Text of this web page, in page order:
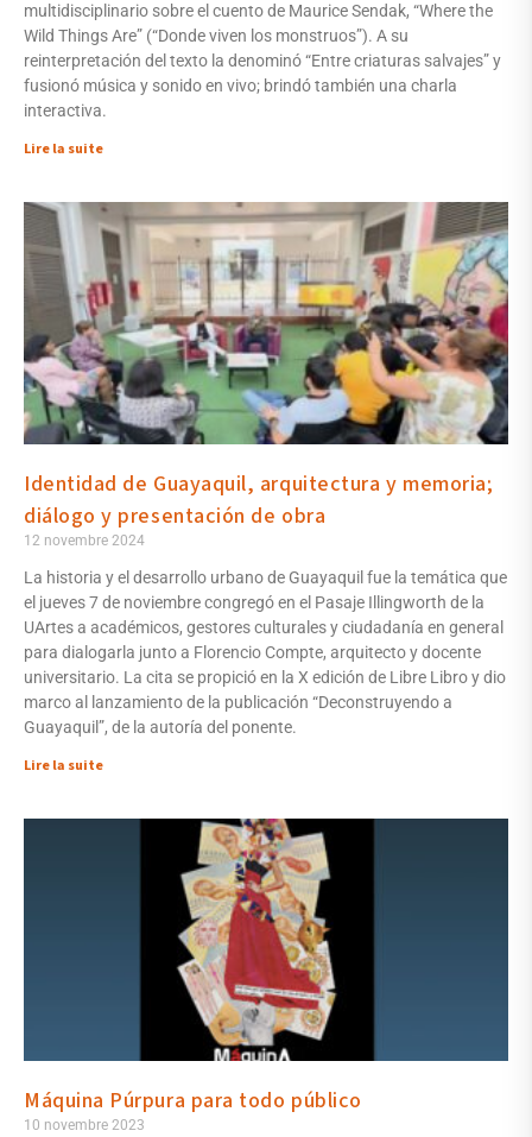
multidisciplinario sobre el cuento de Maurice Sendak, “Where the
Wild Things Are” (“Donde viven los monstruos”). A su
reinterpretación del texto la denominó “Entre criaturas salvajes” y
fusionó música y sonido en vivo; brindó también una charla
interactiva.
Lire la suite
Identidad de Guayaquil, arquitectura y memoria;
diálogo y presentación de obra
12 novembre 2024
La historia y el desarrollo urbano de Guayaquil fue la temática que
el jueves 7 de noviembre congregó en el Pasaje Illingworth de la
UArtes a académicos, gestores culturales y ciudadanía en general
para dialogarla junto a Florencio Compte, arquitecto y docente
universitario. La cita se propició en la X edición de Libre Libro y dio
marco al lanzamiento de la publicación “Deconstruyendo a
Guayaquil”, de la autoría del ponente.
Lire la suite
Máquina Púrpura para todo público
10 novembre 2023